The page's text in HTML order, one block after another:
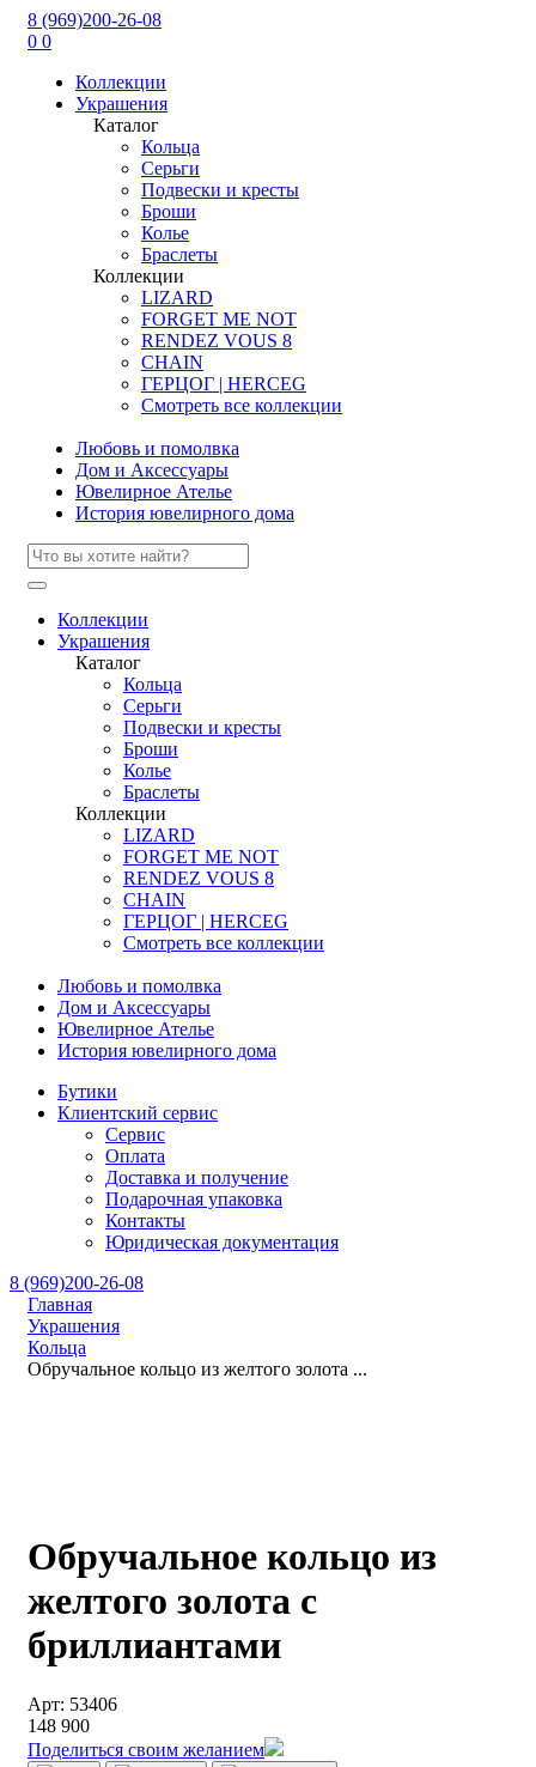
8 (969)200-26-08
0 0
Коллекции
Украшения
Каталог
Кольца
Серьги
Подвески и кресты
Броши
Колье
Браслеты
Коллекции
LIZARD
FORGET ME NOT
RENDEZ VOUS 8
CHAIN
ГЕРЦОГ | HERCEG
Смотреть все коллекции
Любовь и помолвка
Дом и Аксессуары
Ювелирное Ателье
История ювелирного дома
Коллекции
Украшения
Каталог
Кольца
Серьги
Подвески и кресты
Броши
Колье
Браслеты
Коллекции
LIZARD
FORGET ME NOT
RENDEZ VOUS 8
CHAIN
ГЕРЦОГ | HERCEG
Смотреть все коллекции
Любовь и помолвка
Дом и Аксессуары
Ювелирное Ателье
История ювелирного дома
Бутики
Клиентский сервис
Сервис
Оплата
Доставка и получение
Подарочная упаковка
Контакты
Юридическая документация
8 (969)200-26-08
Главная
Украшения
Кольца
Обручальное кольцо из желтого золота ...
Обручальное кольцо из
желтого золота с
бриллиантами
Арт: 53406
148 900
Поделиться своим желанием